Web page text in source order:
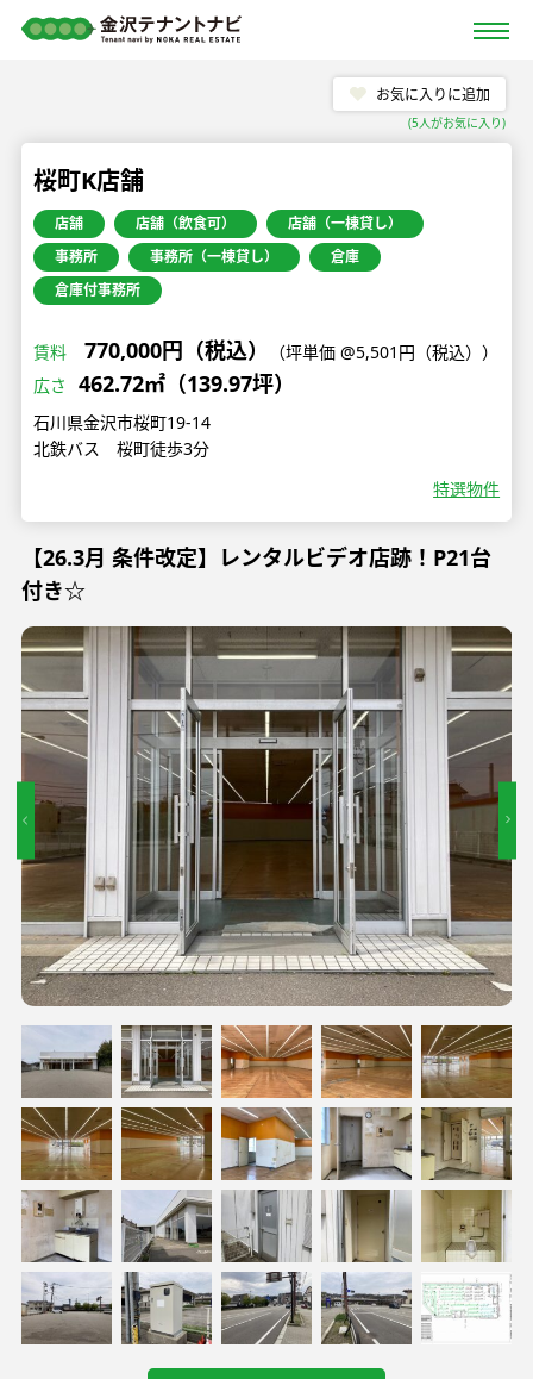
お気に入りに追加
(5人がお気に入り)
桜町K店舗
店舗 店舗（飲食可）
店舗（一棟貸し）
事務所
事務所（一棟貸し）
倉庫
倉庫付事務所
賃料 770,000円（税込）
（坪単価 @5,501円（税込））
広さ
462.72㎡（139.97坪）
石川県金沢市桜町19-14
北鉄バス 桜町徒歩3分
特選物件
【26.3月 条件改定】レンタルビデオ店跡！P21台
付き☆